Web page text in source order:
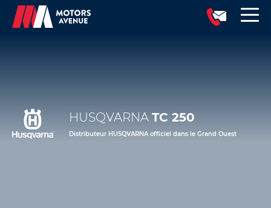
HUSQVARNA TC 250
Distributeur HUSQVARNA officiel dans le Grand Ouest